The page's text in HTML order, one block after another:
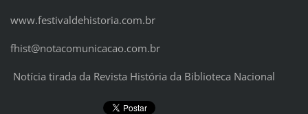
www.festivaldehistoria.com.br
fhist@notacomunicacao.com.br
Notícia tirada da Revista História da Biblioteca Nacional